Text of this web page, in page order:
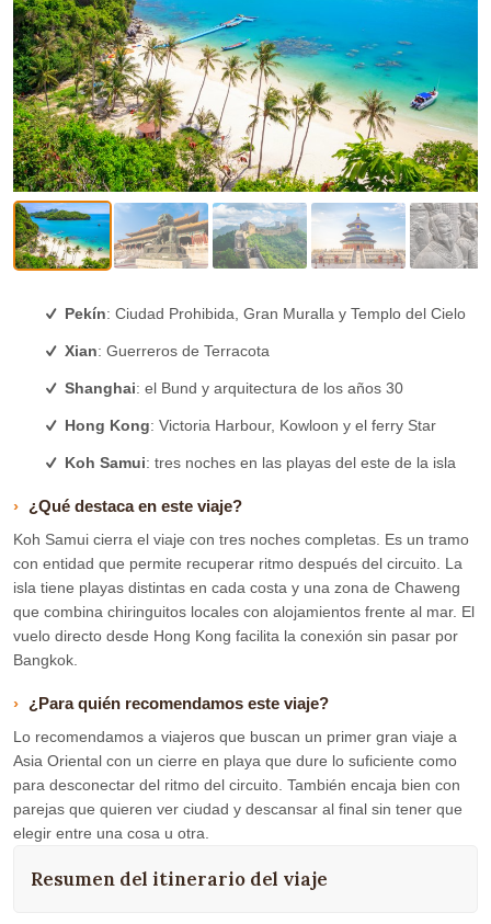
Pekín: Ciudad Prohibida, Gran Muralla y Templo del Cielo
Xian: Guerreros de Terracota
Shanghai: el Bund y arquitectura de los años 30
Hong Kong: Victoria Harbour, Kowloon y el ferry Star
Koh Samui: tres noches en las playas del este de la isla
¿Qué destaca en este viaje?
Koh Samui cierra el viaje con tres noches completas. Es un tramo
con entidad que permite recuperar ritmo después del circuito. La
isla tiene playas distintas en cada costa y una zona de Chaweng
que combina chiringuitos locales con alojamientos frente al mar. El
vuelo directo desde Hong Kong facilita la conexión sin pasar por
Bangkok.
¿Para quién recomendamos este viaje?
Lo recomendamos a viajeros que buscan un primer gran viaje a
Asia Oriental con un cierre en playa que dure lo suficiente como
para desconectar del ritmo del circuito. También encaja bien con
parejas que quieren ver ciudad y descansar al final sin tener que
elegir entre una cosa u otra.
Resumen del itinerario del viaje